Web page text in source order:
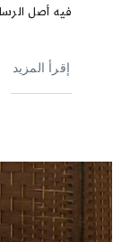
فيه أصل
إقرأ المزيد